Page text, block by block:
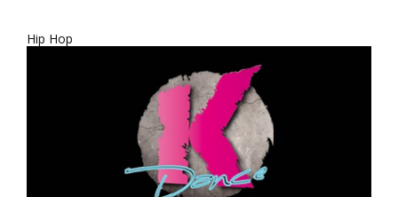
Hip Hop